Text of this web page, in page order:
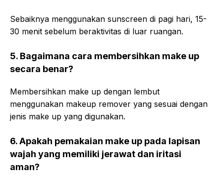
Sebaiknya menggunakan sunscreen di pagi hari, 15-
30 menit sebelum beraktivitas di luar ruangan.
5. Bagaimana cara membersihkan make up
secara benar?
Membersihkan make up dengan lembut
menggunakan makeup remover yang sesuai dengan
jenis make up yang digunakan.
6. Apakah pemakaian make up pada lapisan
wajah yang memiliki jerawat dan iritasi
aman?